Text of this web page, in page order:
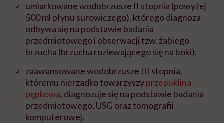
umiarkowane wodobrzusze II stopnia (powyżej
500 ml płynu surowiczego), którego diagnoza
odbywa się na podstawie badania
przedmiotowego i obserwacji tzw. żabiego
brzucha (brzucha rozlewającego się na boki);
zaawansowane wodobrzusze III stopnia,
któremu nierzadko towarzyszyprzepuklina
pępkowa, diagnozuje się na podstawie badania
przedmiotowego, USG oraz tomografii
komputerowej.